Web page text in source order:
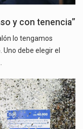
y con tenencia”
lo tengamos
debe elegir el